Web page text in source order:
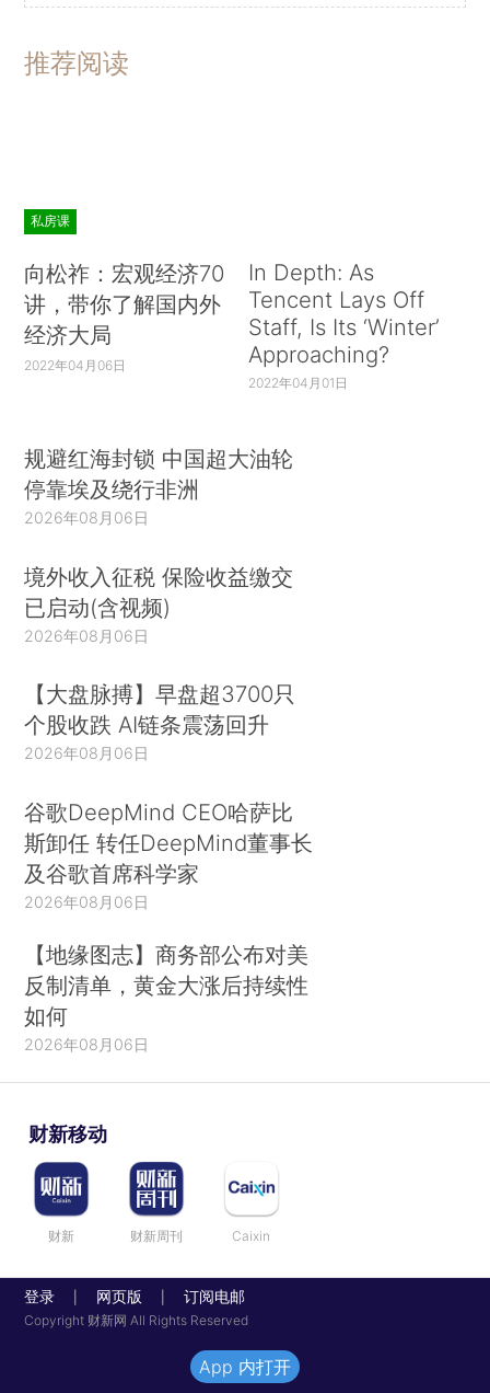
推荐阅读
私房课
向松祚：宏观经济70
讲，带你了解国内外
经济大局
2022年04月06日
In Depth: As
Tencent Lays Off
Staff, Is Its ‘Winter’
Approaching?
2022年04月01日
规避红海封锁 中国超大油轮
停靠埃及绕行非洲
2026年08月06日
境外收入征税 保险收益缴交
已启动(含视频)
2026年08月06日
【大盘脉搏】早盘超3700只
个股收跌 AI链条震荡回升
2026年08月06日
谷歌DeepMind CEO哈萨比
斯卸任 转任DeepMind董事长
及谷歌首席科学家
2026年08月06日
【地缘图志】商务部公布对美
反制清单，黄金大涨后持续性
如何
2026年08月06日
财新移动
财新 财新周刊 Caixin
登录 网页版 订阅电邮
Copyright 财新网 All Rights Reserved
App 内打开